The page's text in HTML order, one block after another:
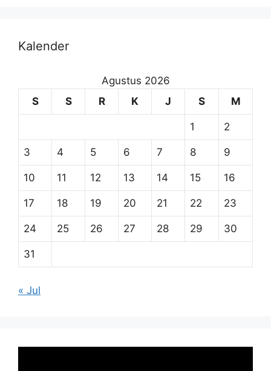
Kalender
Agustus 2026
S
S R K J S M
1 2
3 4 5 6 7 8 9
10 11 12 13 14 15 16
17 18 19 20 21 22 23
24 25 26 27 28 29 30
31
« Jul